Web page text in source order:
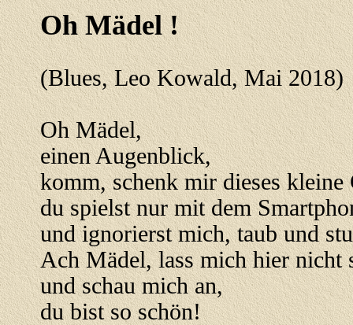
Oh Mädel !
(Blues, Leo Kowald, Mai 2018)
Oh Mädel,
einen Augenblick,
komm, schenk mir dieses kleine
du spielst nur mit dem
und ignorierst mich, taub und
Ach Mädel, lass mich hier nicht
und schau mich an,
du bist so schön!